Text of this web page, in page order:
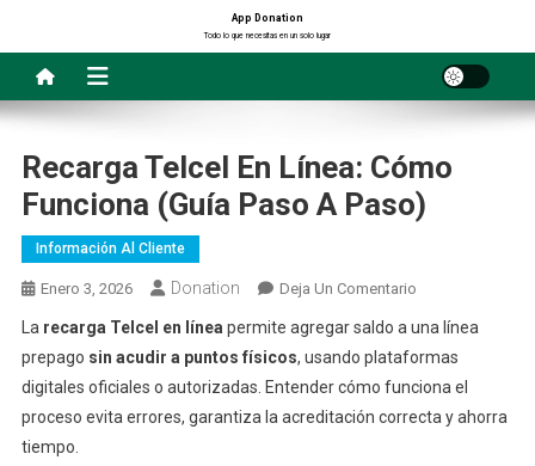
contenido
App Donation
Todo lo que necesitas en un solo lugar
Recarga Telcel En Línea: Cómo
Funciona (Guía Paso A Paso)
Información Al Cliente
Enero 3, 2026 Donation Deja Un ComentarioEn
Línea:
Cómo
La recarga Telcel en línea permite agregar saldo a una línea
prepago sin acudir a puntos físicos, usando plataformas
digitales oficiales o autorizadas. Entender cómo funciona el
proceso evita errores, garantiza la acreditación correcta y ahorra
tiempo.